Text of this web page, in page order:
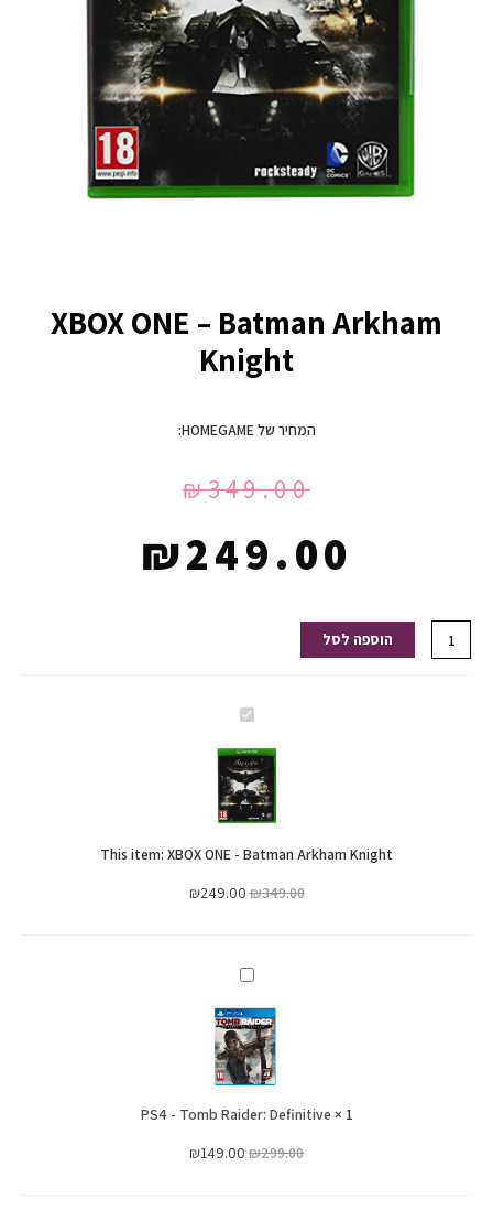
XBOX ONE – Batman Arkham
Knight
המחיר של HOMEGAME:
₪349.00
₪249.00
כמות
של
הוספה לסל
XBOX
ONE
-
Batman
Arkham
Knight
This item: XBOX ONE - Batman Arkham Knight
₪349.00
₪249.00
PS4
-
Tomb
Raider:
Definitive
1
×
PS4 - Tomb Raider: Definitive
₪299.00
₪149.00